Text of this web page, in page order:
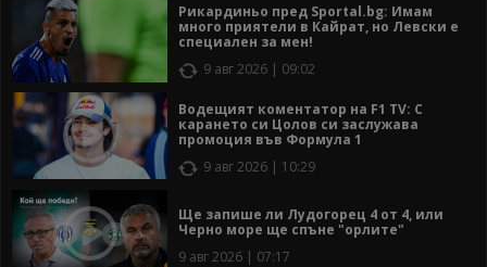
Рикардиньо пред Sportal.bg: Имам
много приятели в Кайрат, но Левски е
специален за мен!
9 авг 2026 | 09:02
Водещият коментатор на F1 TV: С
карането си Цолов си заслужава
промоция във Формула 1
9 авг 2026 | 10:29
Ще запише ли Лудогорец 4 от 4, или
Черно море ще спъне "орлите"
9 авг 2026 | 07:17